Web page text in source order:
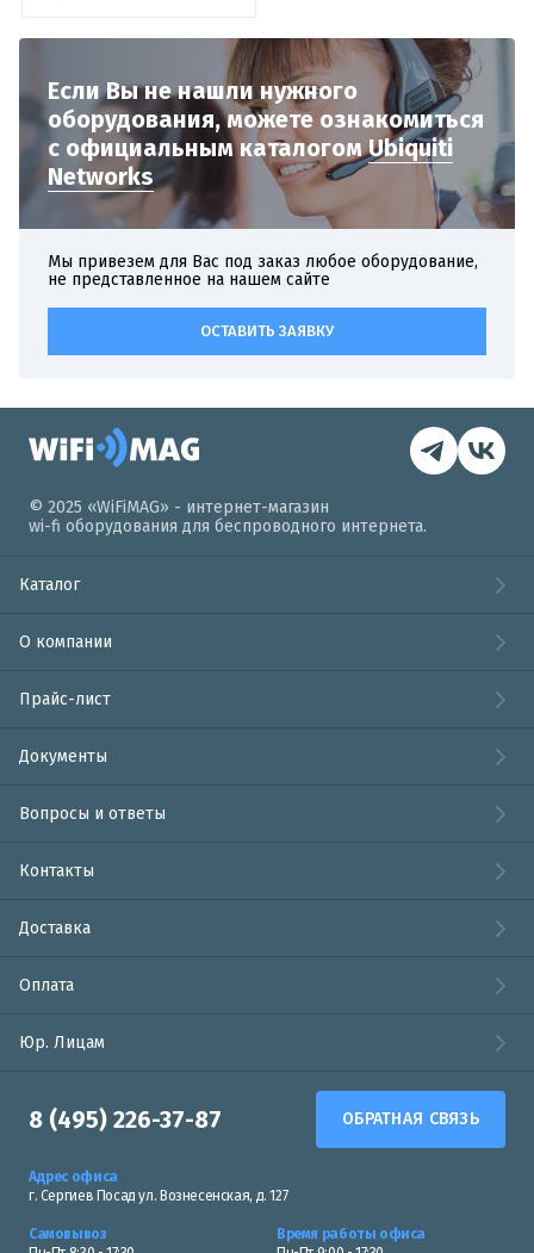
Если Вы не нашли нужного
оборудования,можете ознакомиться
с официальнымкаталогомUbiquiti
Networks
Мы привезем для Вас под заказ любое оборудование,
не представленное на нашем сайте
ОСТАВИТЬ ЗАЯВКУ
© 2025 «WiFiMAG» - интернет-магазин
wi-fi оборудования для беспроводного интернета.
Каталог
О компании
Прайс-лист
Документы
Вопросы и ответы
Контакты
Доставка
Оплата
Юр. Лицам
8 (495) 226-37-87 ОБРАТНАЯ СВЯЗЬ
Адрес офиса
г. Сергиев Посад ул. Вознесенская, д. 127
Самовывоз
Время работы офиса